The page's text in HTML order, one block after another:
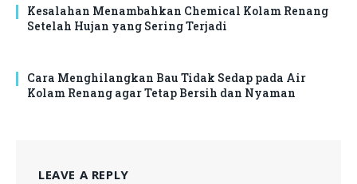
Kesalahan Menambahkan Chemical Kolam Renang
Setelah Hujan yang Sering Terjadi
Cara Menghilangkan Bau Tidak Sedap pada Air
Kolam Renang agar Tetap Bersih dan Nyaman
LEAVE A REPLY